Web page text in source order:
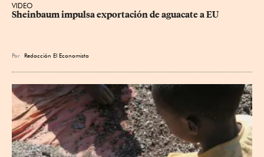
VIDEO
Sheinbaum impulsa exportación de aguacate a EU
Por Redacción El Economista